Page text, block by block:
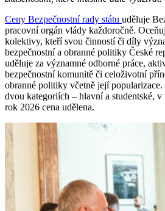
Ceny Bezpečnostní rady státu uděluje
pracovní orgán vlády každoročně.
kolektivy, kteří svou činností či díly
bezpečnostní a obranné politiky České
uděluje za významné odborné práce,
bezpečnostní komunitě či celoživotní
obranné politiky včetně její
dvou kategoriích – hlavní a studentské,
rok 2026 cena udělena.